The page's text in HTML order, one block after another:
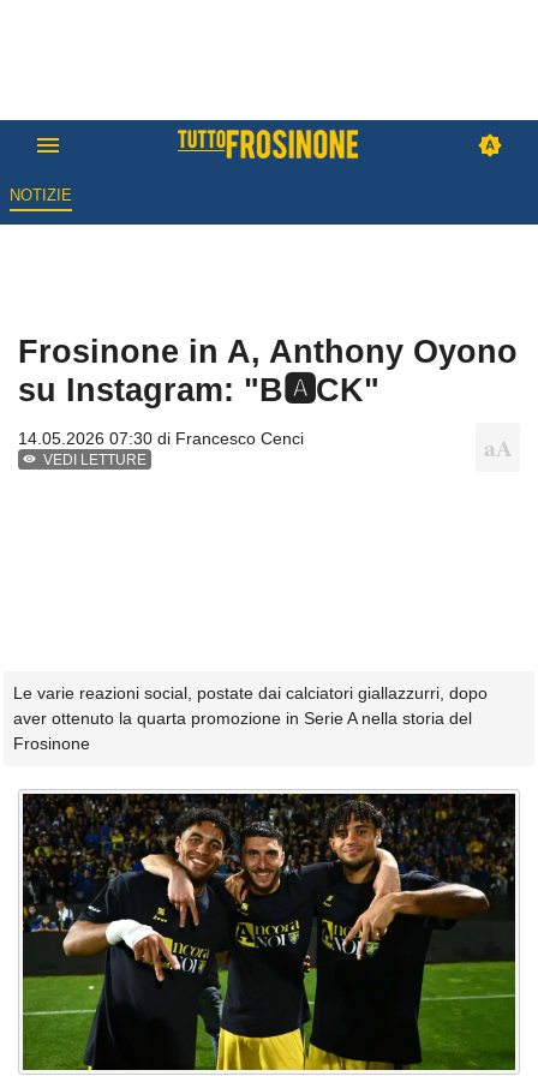
NOTIZIE
Frosinone in A, Anthony Oyono
su Instagram: "B🅰️CK"
14.05.2026 07:30 di Francesco Cenci
VEDI LETTURE
Le varie reazioni social, postate dai calciatori giallazzurri, dopo
aver ottenuto la quarta promozione in Serie A nella storia del
Frosinone